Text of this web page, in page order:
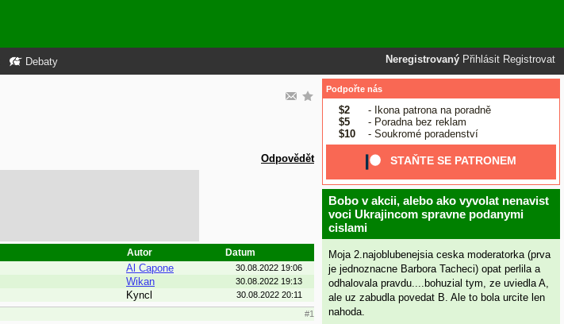
Neregistrovaný Přihlásit Registrovat
Debaty
Odpovědět
Autor Datum
Al Capone 30.08.2022 19:06
Wikan 30.08.2022 19:13
Kyncl 30.08.2022 20:11
#1
Podpořte nás
$2
- Ikona patrona na poradně
$5
- Poradna bez reklam
$10
- Soukromé poradenství
STAŇTE SE PATRONEM
Bobo v akcii, alebo ako vyvolat nenavist
voci Ukrajincom spravne podanymi
cislami
Moja 2.najoblubenejsia ceska moderatorka (prva
je jednoznacne Barbora Tacheci) opat perlila a
odhalovala pravdu....bohuzial tym, ze uviedla A,
ale uz zabudla povedat B. Ale to bola urcite len
nahoda.